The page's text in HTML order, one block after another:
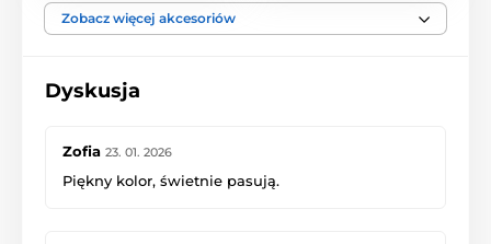
Zobacz więcej akcesoriów
Dyskusja
Zofia 23. 01. 2026
Piękny kolor, świetnie pasują.